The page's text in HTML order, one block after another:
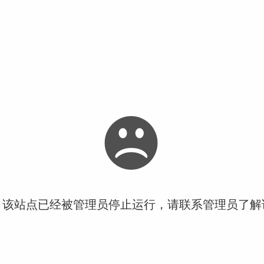
站点已经被管理员停止运行，请联系管理员了